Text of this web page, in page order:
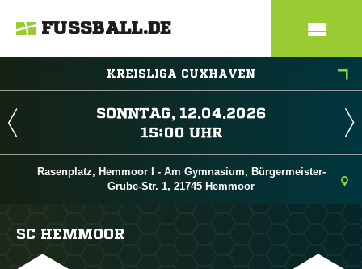
FUSSBALL.DE
KREISLIGA CUXHAVEN
 
 
Rasenplatz, Hemmoor I - Am Gymnasium, Bürgermeister-
Grube-Str. 1, 21745 Hemmoor
SC HEMMOOR